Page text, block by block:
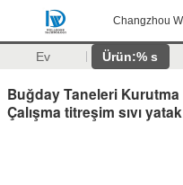
Changzhou
Ev Ürün:% s
Buğday Taneleri
Çalışma titreşim sıvı